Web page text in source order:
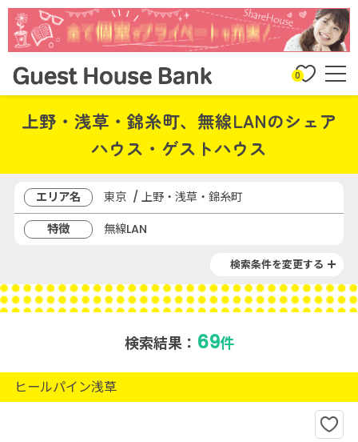
0
上野・浅草・錦糸町、無線LANのシェア
ハウス・ゲストハウス
エリア名
東京 / 上野・浅草・錦糸町
特徴
無線LAN
検索条件を変更する
検索結果： 69件
ヒールパイン浅草